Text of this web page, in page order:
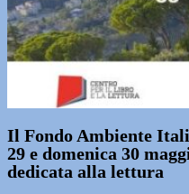
Il Fondo Ambiente
29 e domenica 30
dedicata alla lettura